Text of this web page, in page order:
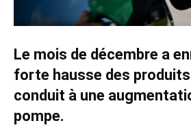
Le mois de décembre a
forte hausse des
conduit à une
pompe.